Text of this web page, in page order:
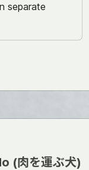
separate
(肉を運ぶ犬)